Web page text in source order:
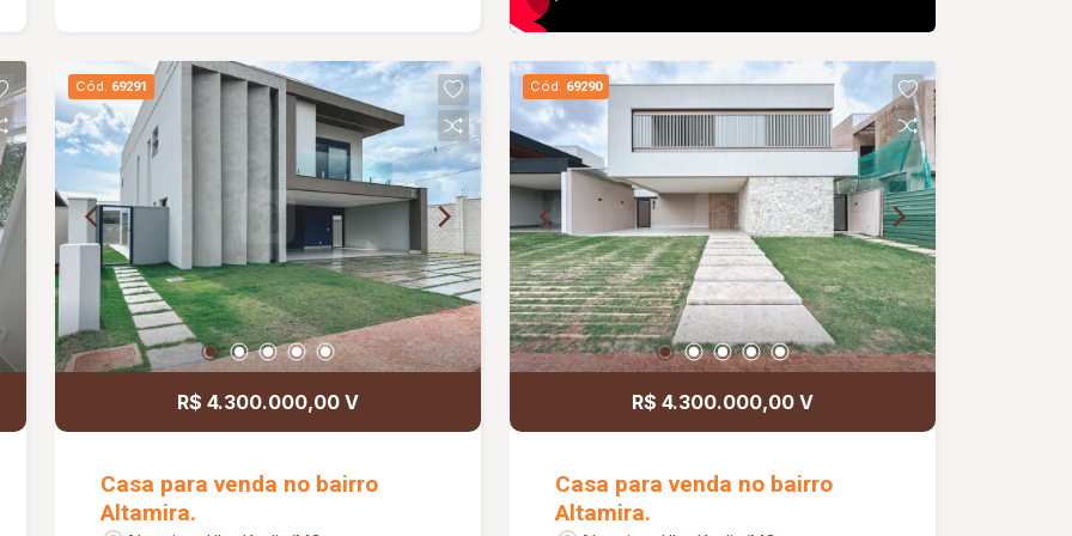
Cód. 69291
R$ 4.300.000,00 V
Casa para venda no bairro
Altamira.
Cód. 69290
R$ 4.300.000,00 V
Casa para venda no bairro
Altamira.